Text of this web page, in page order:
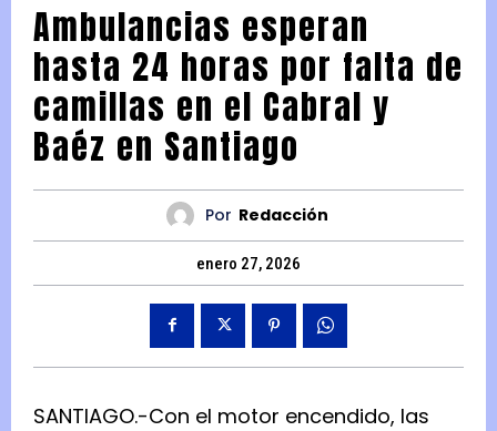
Ambulancias esperan
hasta 24 horas por falta de
camillas en el Cabral y
Baéz en Santiago
Por Redacción
enero 27, 2026
SANTIAGO.-Con el motor encendido, las